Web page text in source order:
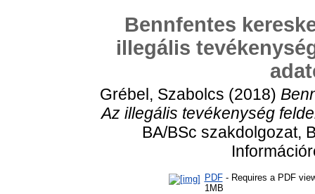
Bennfentes
illegális
Grébel, Szabolcs (2018)
Az illegális tevékenység
BA/BSc szakdolgozat,
PDF- Requires a PDF
1MB